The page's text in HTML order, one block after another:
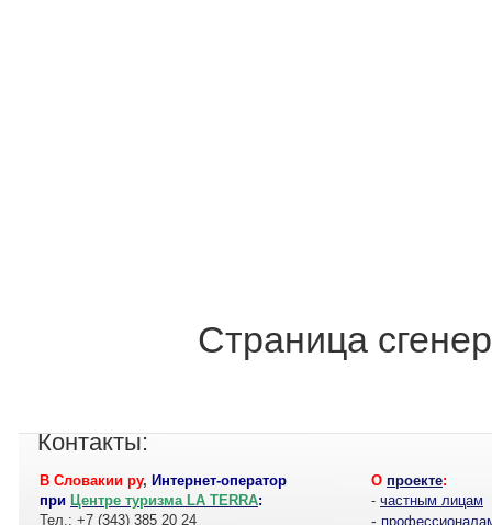
Страница
Контакты:
В Словакии ру, Интернет-оператор
при Центре туризма LA TERRA:
Тел.: +7 (343) 385 20 24
О проекте:
- частным лицам
-